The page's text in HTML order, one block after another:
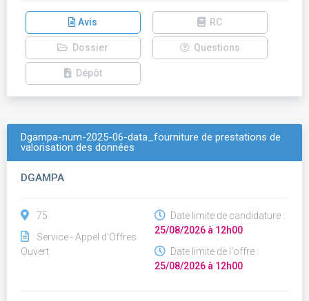
Avis RC
Dossier Questions
Dépôt
Dgampa-num-2025-06-data_fourniture de prestations de
valorisation des données
DGAMPA
75
Service - Appel d'Offres
Ouvert
Date limite de candidature :
25/08/2026 à 12h00
Date limite de l'offre :
25/08/2026 à 12h00